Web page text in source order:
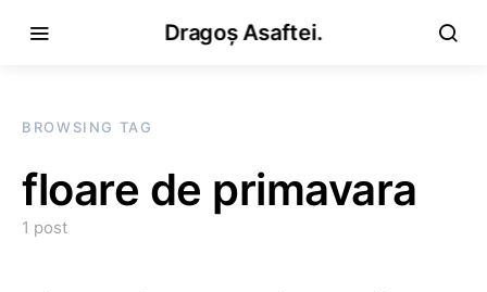
Dragoș Asaftei.
BROWSING TAG
floare de primavara
1 post